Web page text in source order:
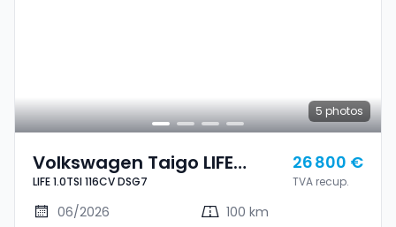
5 photos
Volkswagen Taigo LIFE
1.0TSI 116CV DSG7
LIFE 1.0TSI 116CV DSG7
26 800 €
TVA recup.
06/2026
100 km